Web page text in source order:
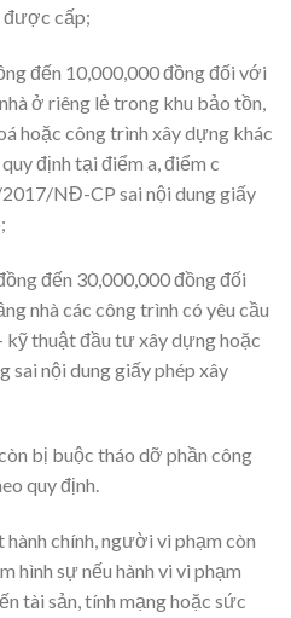
được cấp;
đến 10,000,000 đồng đối với
ở riêng lẻ trong khu bảo tồn,
hoặc công trình xây dựng khác
định tại điểm a, điểm c
NĐ-CP sai nội dung giấy
đến 30,000,000 đồng đối
nhà các công trình có yêu cầu
kỹ thuật đầu tư xây dựng hoặc
sai nội dung giấy phép xây
bị buộc tháo dỡ phần công
quy định.
chính, người vi phạm còn
hình sự nếu hành vi vi phạm
tài sản, tính mạng hoặc sức